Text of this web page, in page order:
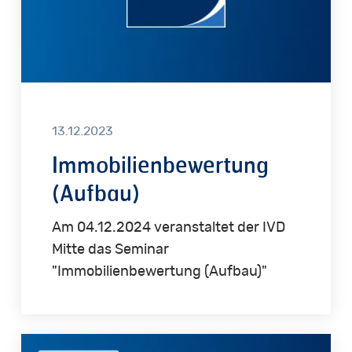
13.12.2023
Immobilienbewertung
(Aufbau)
Am 04.12.2024 veranstaltet der IVD
Mitte das Seminar
"Immobilienbewertung (Aufbau)"